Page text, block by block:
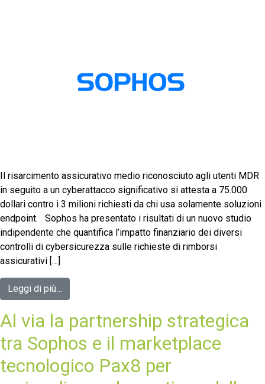
Il risarcimento assicurativo medio riconosciuto agli utenti MDR
in seguito a un cyberattacco significativo si attesta a 75.000
dollari contro i 3 milioni richiesti da chi usa solamente soluzioni
endpoint. Sophos ha presentato i risultati di un nuovo studio
indipendente che quantifica l’impatto finanziario dei diversi
controlli di cybersicurezza sulle richieste di rimborsi
assicurativi […]
Leggi di più…
Al via la partnership strategica
tra Sophos e il marketplace
tecnologico Pax8 per